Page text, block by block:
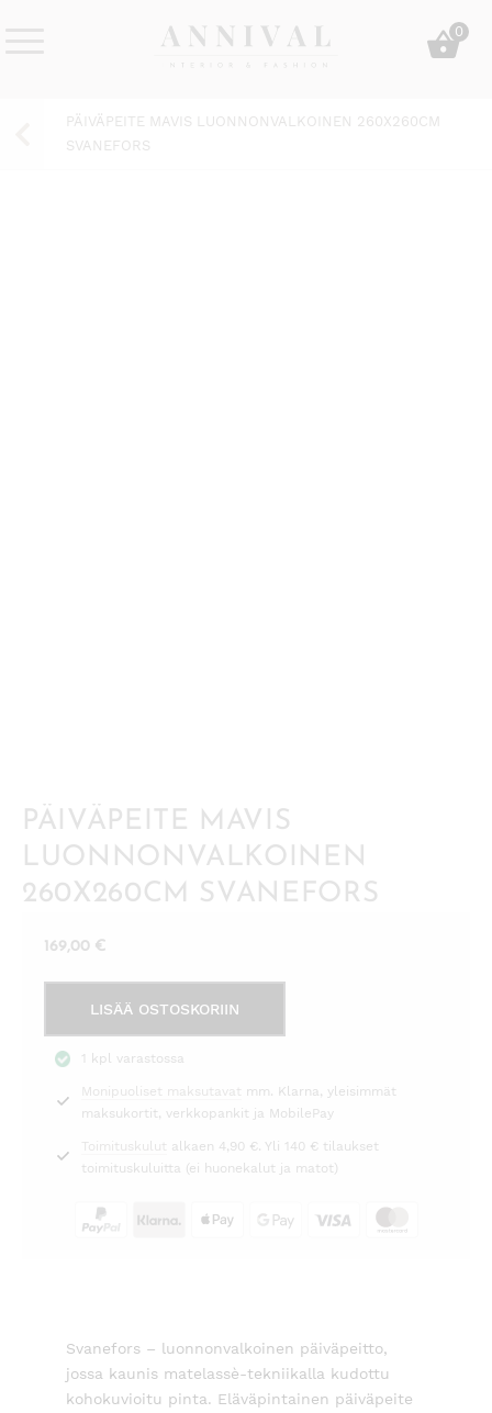
muoti
&
sisustusverkkokauppa
0
PÄIVÄPEITE MAVIS LUONNONVALKOINEN 260X260CM
SVANEFORS
PÄIVÄPEITE MAVIS
LUONNONVALKOINEN
260X260CM SVANEFORS
169,00 €
260x260cm
Svanefors
määrä
LISÄÄ OSTOSKORIIN
1 kpl varastossa
Monipuoliset maksutavat mm. Klarna, yleisimmät
maksukortit, verkkopankit ja MobilePay
Toimituskulut alkaen 4,90 €. Yli 140 € tilaukset
toimituskuluitta (ei huonekalut ja matot)
Svanefors – luonnonvalkoinen päiväpeitto,
jossa kaunis matelassè-tekniikalla kudottu
kohokuvioitu pinta. Eläväpintainen päiväpeite